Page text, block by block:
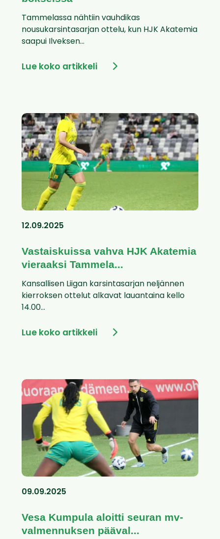
Tammelassa nähtiin vauhdikas
nousukarsintasarjan ottelu, kun HJK Akatemia
saapui Ilveksen...
Lue koko artikkeli
12.09.2025
Vastaiskuissa vahva HJK Akatemia
vieraaksi Tammela...
Kansallisen Liigan karsintasarjan neljännen
kierroksen ottelut alkavat lauantaina kello
14.00...
Lue koko artikkeli
09.09.2025
Vesa Kumpula aloitti seuran mv-
valmennuksen pääval...